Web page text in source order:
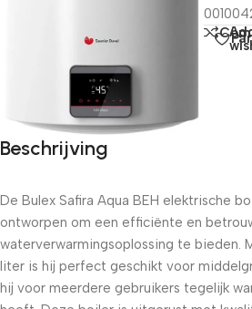
Beschrijving
De Bulex Safira Aqua BEH elektrische
ontworpen om een ​​efficiënte en
waterverwarmingsoplossing te bieden.
liter is hij perfect geschikt voor
hij voor meerdere gebruikers tegelijk